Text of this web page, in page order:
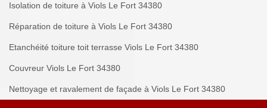
Isolation de toiture à Viols Le Fort 34380
Réparation de toiture à Viols Le Fort 34380
Etanchéité toiture toit terrasse Viols Le Fort 34380
Couvreur Viols Le Fort 34380
Nettoyage et ravalement de façade à Viols Le Fort 34380